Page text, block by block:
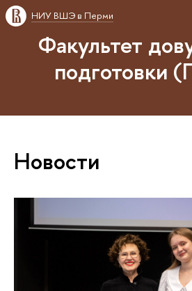
НИУ ВШЭ в Перми
Факультет
подготовки
Новости